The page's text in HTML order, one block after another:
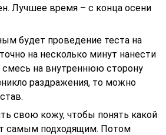
Лучшее время – с конца осени
будет проведение теста на
на несколько минут нанести
смесь на внутреннюю сторону
раздражения, то можно
свою кожу, чтобы понять какой
самым подходящим. Потом